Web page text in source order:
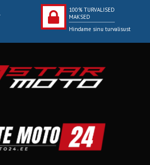
100% TURVALISED
MAKSED
Hindame sinu turvalisust